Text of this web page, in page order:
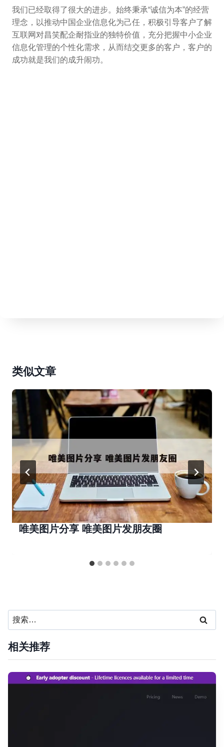
我们已经取得了很大的进步。始终秉承“诚信为本”的经营
理念，以推动中国企业信息化为己任，积极引导客户了解
互联网对昌笑配企耐指业的独特价值，充分把握中小企业
信息化管理的个性化需求，从而结交更多的客户，客户的
成功就是我们的成升闹功。
类似文章
唯美图片分享 唯美图片发朋友圈
搜
索：
相关推荐